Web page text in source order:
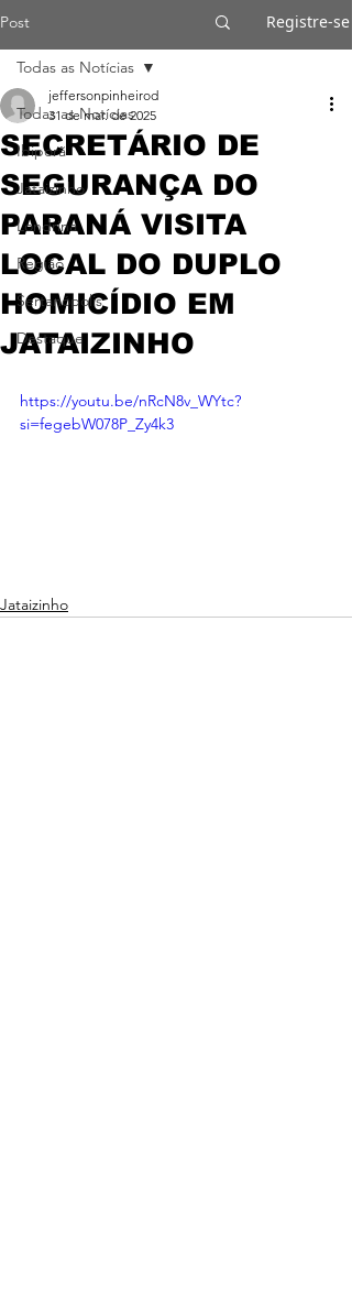
Post Registre-se
Todas as Notícias
Ibiporã
Jataizinho
Londrina
Região
Sertanópolis
Destaque
Todas as Notícias
SECRETÁRIO DE
SEGURANÇA DO
PARANÁ VISITA
LOCAL DO DUPLO
HOMICÍDIO EM
JATAIZINHO
jeffersonpinheirod
31 de mar. de 2025
https://youtu.be/nRcN8v_WYtc?
si=fegebW078P_Zy4k3
Jataizinho